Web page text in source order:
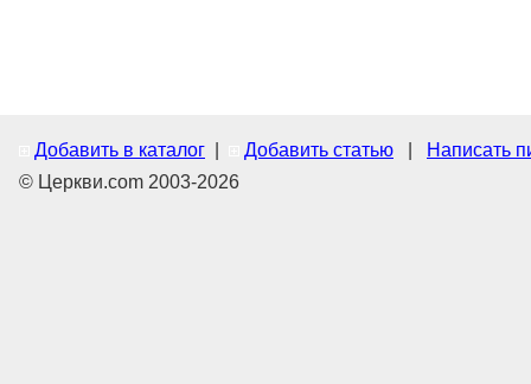
Добавить в каталог Добавить статью
Написать
© Церкви.com 2003-2026